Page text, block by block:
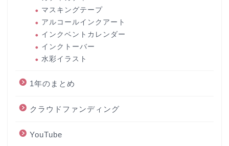
マスキングテープ
アルコールインクアート
インクベントカレンダー
インクトーバー
水彩イラスト
1年のまとめ
クラウドファンディング
YouTube